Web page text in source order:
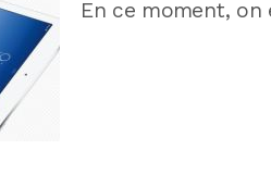
En ce moment, on